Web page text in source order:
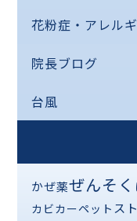
花粉症・アレル
院長ブログ
台風
かぜ薬ぜんそく
カビカーペット ス